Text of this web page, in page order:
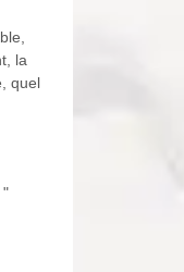
la
quel
"